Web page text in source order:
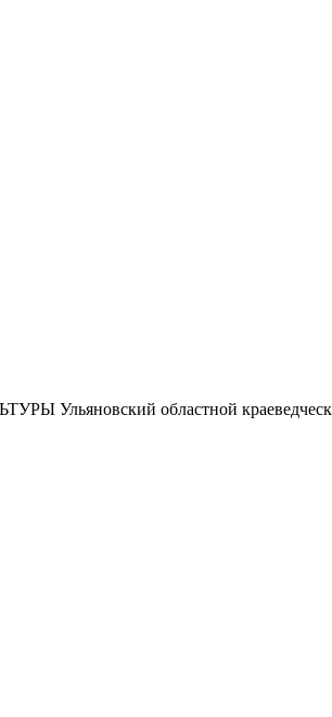
Ульяновский областной